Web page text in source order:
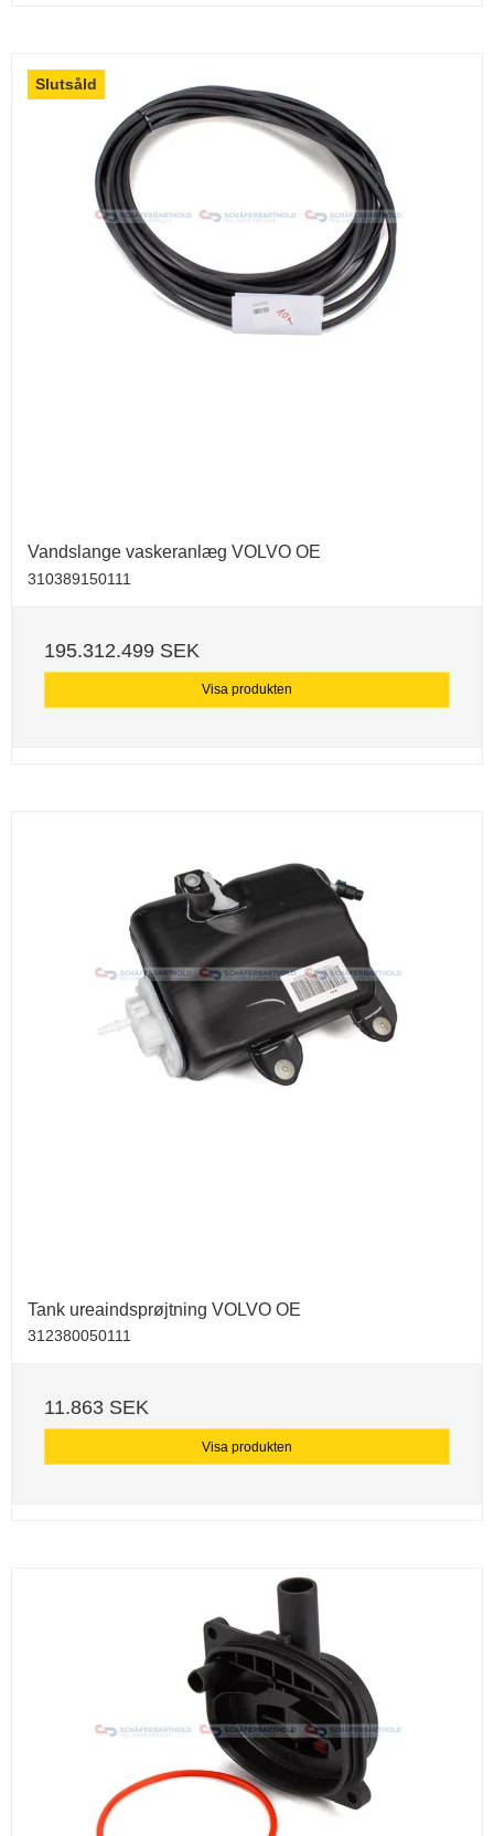
Slutsåld
Vandslange vaskeranlæg VOLVO OE
310389150111
195.312.499 SEK
Visa produkten
Tank ureaindsprøjtning VOLVO OE
312380050111
11.863 SEK
Visa produkten